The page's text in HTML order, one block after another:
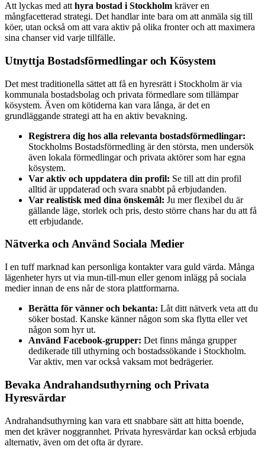
Att lyckas med att hyra bostad i Stockholm kräver en
mångfacetterad strategi. Det handlar inte bara om att anmäla sig till
köer, utan också om att vara aktiv på olika fronter och att maximera
sina chanser vid varje tillfälle.
Utnyttja Bostadsförmedlingar och Kösystem
Det mest traditionella sättet att få en hyresrätt i Stockholm är via
kommunala bostadsbolag och privata förmedlare som tillämpar
kösystem. Även om kötiderna kan vara långa, är det en
grundläggande strategi att ha en aktiv bevakning.
Registrera dig hos alla relevanta bostadsförmedlingar:
Stockholms Bostadsförmedling är den största, men undersök
även lokala förmedlingar och privata aktörer som har egna
kösystem.
Var aktiv och uppdatera din profil: Se till att din profil
alltid är uppdaterad och svara snabbt på erbjudanden.
Var realistisk med dina önskemål: Ju mer flexibel du är
gällande läge, storlek och pris, desto större chans har du att få
ett erbjudande.
Nätverka och Använd Sociala Medier
I en tuff marknad kan personliga kontakter vara guld värda. Många
lägenheter hyrs ut via mun-till-mun eller genom inlägg på sociala
medier innan de ens når de stora plattformarna.
Berätta för vänner och bekanta: Låt ditt nätverk veta att du
söker bostad. Kanske känner någon som ska flytta eller vet
någon som hyr ut.
Använd Facebook-grupper: Det finns många grupper
dedikerade till uthyrning och bostadssökande i Stockholm.
Var aktiv, men var också vaksam mot bedrägerier.
Bevaka Andrahandsuthyrning och Privata
Hyresvärdar
Andrahandsuthyrning kan vara ett snabbare sätt att hitta boende,
men det kräver noggrannhet. Privata hyresvärdar kan också erbjuda
alternativ, även om det ofta är dyrare.